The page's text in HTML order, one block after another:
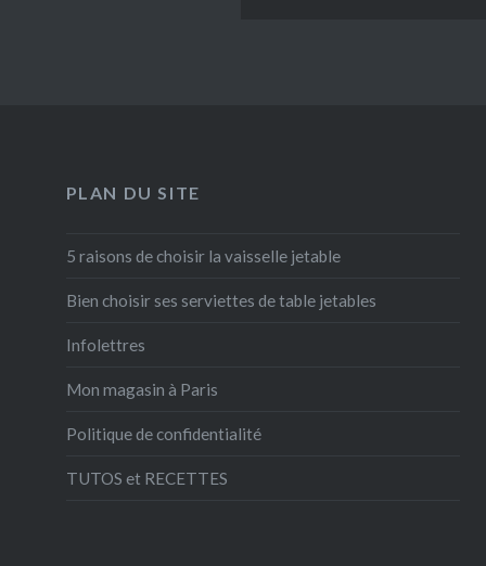
PLAN DU SITE
5 raisons de choisir la vaisselle jetable
Bien choisir ses serviettes de table jetables
Infolettres
Mon magasin à Paris
Politique de confidentialité
TUTOS et RECETTES